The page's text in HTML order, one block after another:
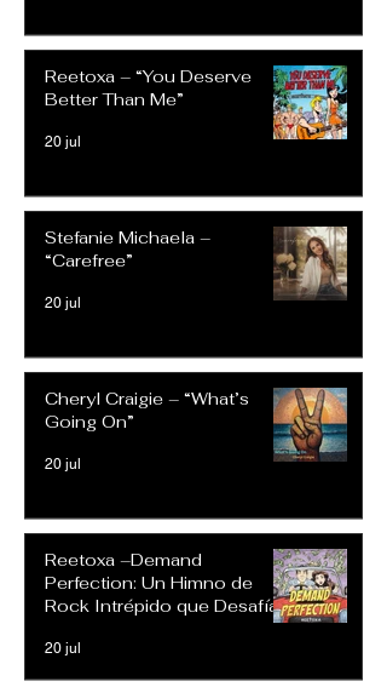
Reetoxa – “You Deserve
Better Than Me”
20 jul
Stefanie Michaela –
“Carefree”
20 jul
Cheryl Craigie – “What’s
Going On”
20 jul
Reetoxa –Demand
Perfection: Un Himno de
Rock Intrépido que Desafía
20 jul